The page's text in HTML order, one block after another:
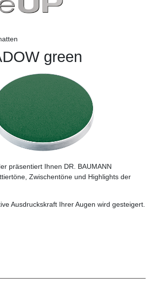
green
präsentiert Ihnen DR. BAUMANN
Zwischentöne und Highlights der
Ausdruckskraft Ihrer Augen wird gesteigert.